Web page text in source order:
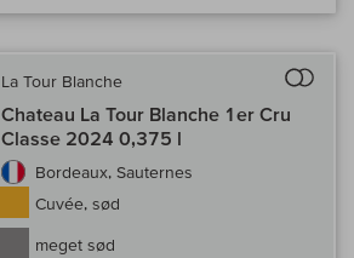
La Tour Blanche
Chateau La Tour Blanche 1er Cru
Classe 2024 0,375 l
Bordeaux, Sauternes
Cuvée, sød
meget sød